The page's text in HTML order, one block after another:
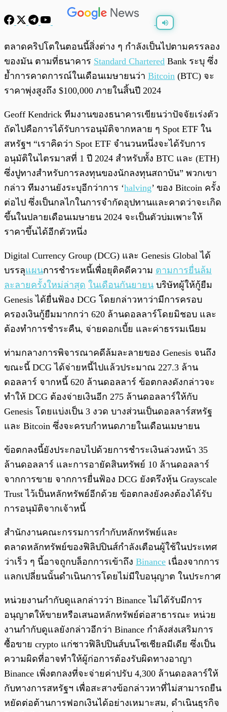
พร้อมเล่น
ตลาดคริปโตในตอนนี้สิ่งต่าง ๆ กำลังเป็นไปตามครรลอง
ของมัน ตามที่ธนาคาร Standard Chartered Bank ระบุ ซึ่ง
ย้ำการคาดการณ์ในเดือนเมษายนว่า Bitcoin (BTC) จะ
ราคาพุ่งสูงถึง $100,000 ภายในสิ้นปี 2024
Geoff Kendrick ทีมงานของธนาคารเขียนว่าปัจจัยเร่งตัว
ถัดไปคือการได้รับการอนุมัติจากหลาย ๆ Spot ETF ใน
สหรัฐฯ “เราคิดว่า Spot ETF จำนวนหนึ่งจะได้รับการ
อนุมัติในไตรมาสที่ 1 ปี 2024 สำหรับทั้ง BTC และ (ETH)
ซึ่งปูทางสำหรับการลงทุนของนักลงทุนสถาบัน” พวกเขา
กล่าว ทีมงานยังระบุอีกว่าการ ‘halving’ ของ Bitcoin ครั้ง
ต่อไป ซึ่งเป็นกลไกในการจำกัดอุปทานและคาดว่าจะเกิด
ขึ้นในปลายเดือนเมษายน 2024 จะเป็นตัวบ่มเพาะให้
ราคาขึ้นได้อีกตัวหนึ่ง
Digital Currency Group (DCG) และ Genesis Global ได้
บรรลุแผนการชำระหนี้เพื่อยุติคดีความ ตามการยื่นล้ม
ละลายครั้งใหม่ล่าสุด ในเดือนกันยายน บริษัทผู้ให้กู้ยืม
Genesis ได้ยื่นฟ้อง DCG โดยกล่าวหาว่ามีการครอบ
ครองเงินกู้ยืมมากกว่า 620 ล้านดอลลาร์โดยมิชอบ และ
ต้องทำการชำระคืน, จ่ายดอกเบี้ย และค่าธรรมเนียม
ท่ามกลางการพิจารณาคดีล้มละลายของ Genesis จนถึง
ขณะนี้ DCG ได้จ่ายหนี้ไปแล้วประมาณ 227.3 ล้าน
ดอลลาร์ จากหนี้ 620 ล้านดอลลาร์ ข้อตกลงดังกล่าวจะ
ทำให้ DCG ต้องจ่ายเงินอีก 275 ล้านดอลลาร์ให้กับ
Genesis โดยแบ่งเป็น 3 งวด บางส่วนเป็นดอลลาร์สหรัฐ
และ Bitcoin ซึ่งจะครบกำหนดภายในเดือนเมษายน
ข้อตกลงนี้ยังประกอบไปด้วยการชำระเงินล่วงหน้า 35
ล้านดอลลาร์ และการอายัดสินทรัพย์ 10 ล้านดอลลาร์
จากการขาย จากการยื่นฟ้อง DCG ยังตรึงหุ้น Grayscale
Trust ไว้เป็นหลักทรัพย์อีกด้วย ข้อตกลงยังคงต้องได้รับ
การอนุมัติจากเจ้าหนี้
สำนักงานคณะกรรมการกำกับหลักทรัพย์และ
ตลาดหลักทรัพย์ของฟิลิปปินส์กำลังเตือนผู้ใช้ในประเทศ
ว่าเร็ว ๆ นี้อาจถูกบล็อกการเข้าถึง Binance เนื่องจากการ
แลกเปลี่ยนนั้นดำเนินการโดยไม่มีใบอนุญาต ในประกาศ
หน่วยงานกำกับดูแลกล่าวว่า Binance ไม่ได้รับมีการ
อนุญาตให้ขายหรือเสนอหลักทรัพย์ต่อสาธารณะ หน่วย
งานกำกับดูแลยังกล่าวอีกว่า Binance กำลังส่งเสริมการ
ซื้อขาย crypto แก่ชาวฟิลิปปินส์บนโซเชียลมีเดีย ซึ่งเป็น
ความผิดที่อาจทำให้ผู้ก่อการต้องรับผิดทางอาญา
Binance เพิ่งตกลงที่จะจ่ายค่าปรับ 4,300 ล้านดอลลาร์ให้
กับทางการสหรัฐฯ เพื่อสะสางข้อกล่าวหาที่ไม่สามารถยืน
หยัดต่อต้านการฟอกเงินได้อย่างเหมาะสม, ดำเนินธุรกิจ